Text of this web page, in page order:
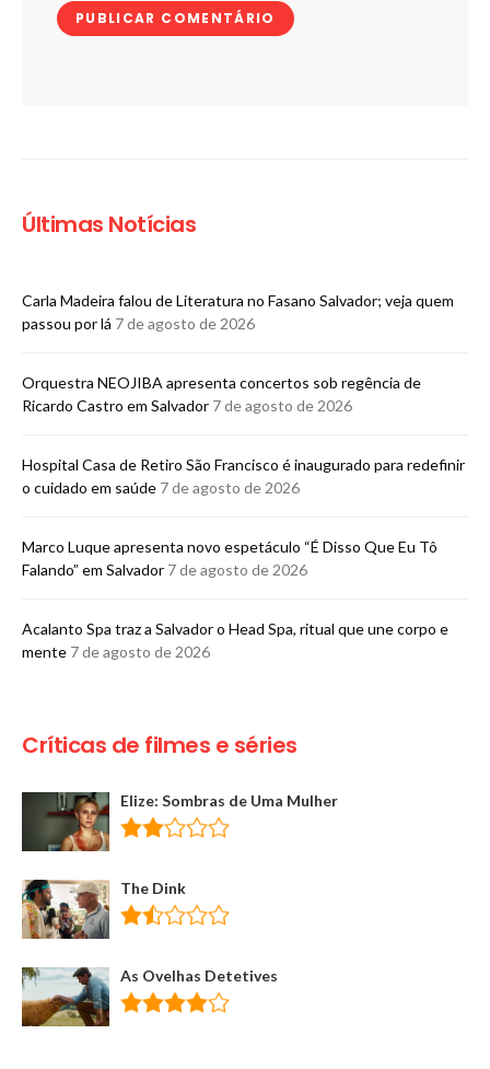
Últimas Notícias
Carla Madeira falou de Literatura no Fasano Salvador; veja quem
passou por lá 7 de agosto de 2026
Orquestra NEOJIBA apresenta concertos sob regência de
Ricardo Castro em Salvador 7 de agosto de 2026
Hospital Casa de Retiro São Francisco é inaugurado para redefinir
o cuidado em saúde 7 de agosto de 2026
Marco Luque apresenta novo espetáculo “É Disso Que Eu Tô
Falando” em Salvador 7 de agosto de 2026
Acalanto Spa traz a Salvador o Head Spa, ritual que une corpo e
mente 7 de agosto de 2026
Críticas de filmes e séries
Elize: Sombras de Uma Mulher
The Dink
As Ovelhas Detetives